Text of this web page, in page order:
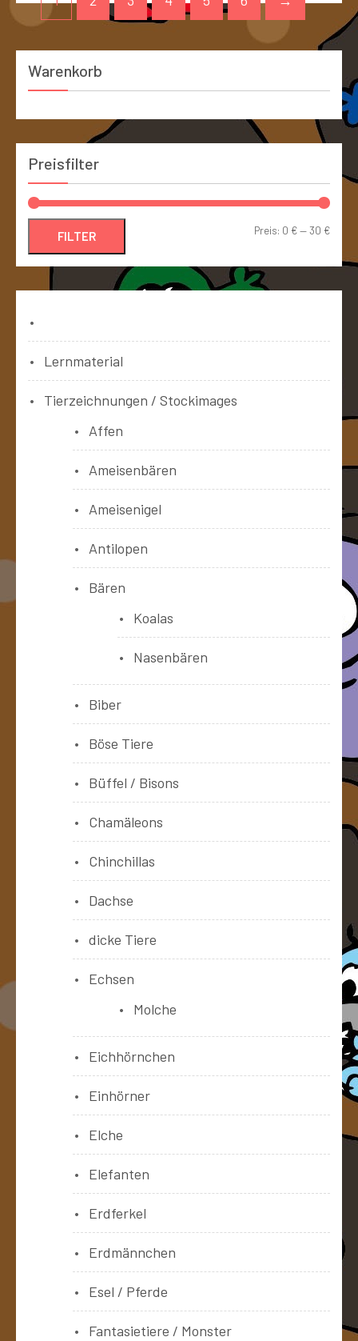
Warenkorb
Preisfilter
FILTER Preis: 0 €—30 €
Lernmaterial
Tierzeichnungen / Stockimages
Affen
Ameisenbären
Ameisenigel
Antilopen
Bären
Koalas
Nasenbären
Biber
Böse Tiere
Büffel / Bisons
Chamäleons
Chinchillas
Dachse
dicke Tiere
Echsen
Molche
Eichhörnchen
Einhörner
Elche
Elefanten
Erdferkel
Erdmännchen
Esel / Pferde
Fantasietiere / Monster